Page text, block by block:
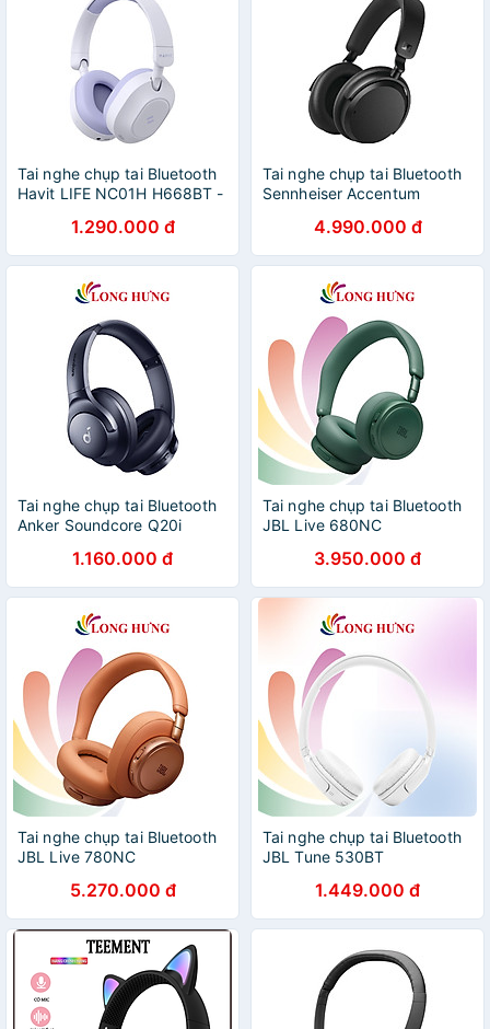
Tai nghe chụp tai Bluetooth
Havit LIFE NC01H H668BT -
1.290.000 đ
Tai nghe chụp tai Bluetooth
Sennheiser Accentum
chính hãng4.990.000 đ
Tai nghe chụp tai Bluetooth
Anker Soundcore Q20i
1.160.000 đ
Tai nghe chụp tai Bluetooth
JBL Live 680NC
chính hãng3.950.000 đ
Tai nghe chụp tai Bluetooth
JBL Live 780NC
5.270.000 đ
Tai nghe chụp tai Bluetooth
JBL Tune 530BT
1.449.000 đ